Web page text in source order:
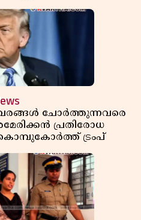
ചോർത്തുന്നവരെ
പ്രതിരോധ
കൊമ്പുകോർത്ത് ട്രംപ്